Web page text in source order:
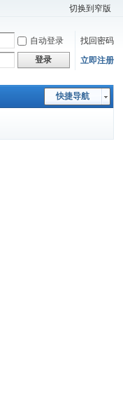
切换到窄版
自动登录
找回密码
登录 立即注册
快捷导航